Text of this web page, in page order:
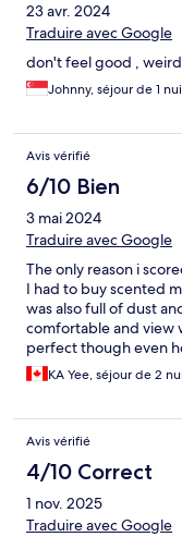
23 avr. 2024
Traduire avec Google
don't feel good ,
Johnny, séjour de 1
Avis vérifié
6/10 Bien
3 mai 2024
Traduire avec Google
The only reason i
I had to buy scented
was also full of dust
comfortable and view
perfect though even
people. Do not expect
have to respond to
deposit. They are not
The check in person
nice. Overall if the
nearby shopping and
The night market was
KA Yee, séjour de 2
Avis vérifié
4/10 Correct
1 nov. 2025
Traduire avec Google